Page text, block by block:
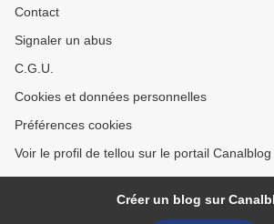
Contact
Signaler un abus
C.G.U.
Cookies et données personnelles
Préférences cookies
Voir le profil de tellou sur le portail Canalblog
Créer un blog sur